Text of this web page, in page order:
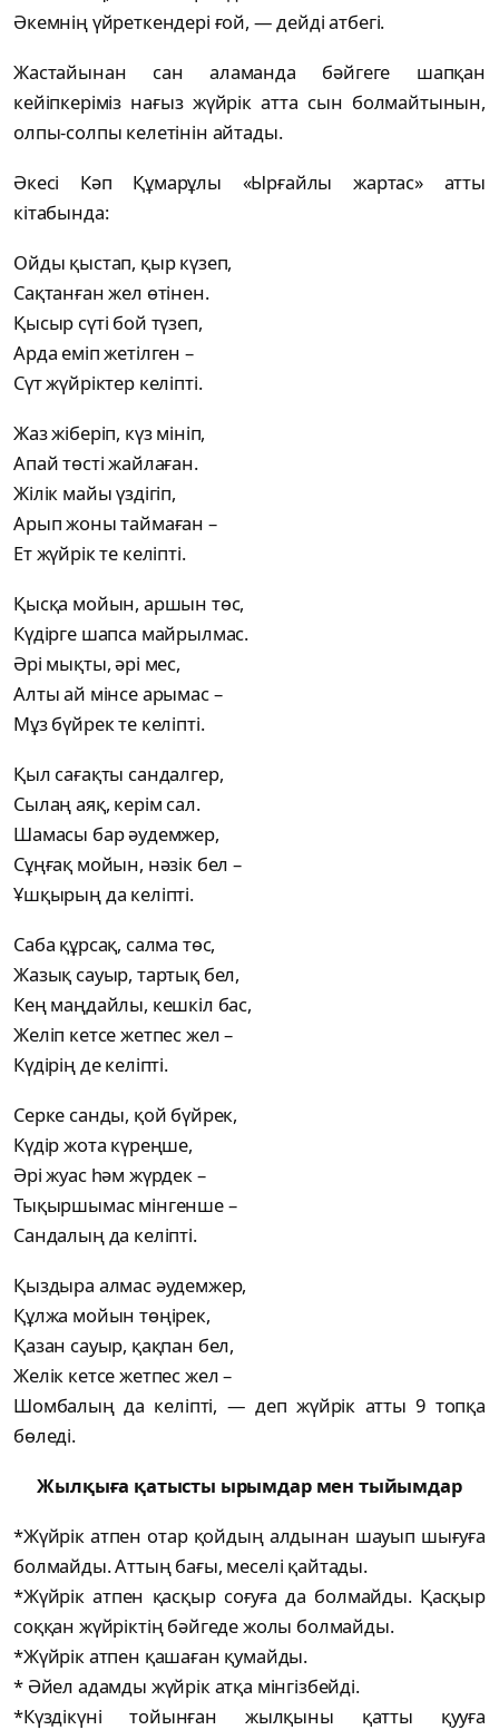
Әкемнің үйреткендері ғой, — дейді атбегі.
Жастайынан сан аламанда бәйгеге шапқан
кейіпкеріміз нағыз жүйрік атта сын болмайтынын,
олпы-солпы келетінін айтады.
Әкесі Кәп Құмарұлы «Ырғайлы жартас» атты
кітабында:
Ойды қыстап, қыр күзеп,
Сақтанған жел өтінен.
Қысыр сүті бой түзеп,
Арда еміп жетілген –
Сүт жүйріктер келіпті.
Жаз жіберіп, күз мініп,
Апай төсті жайлаған.
Жілік майы үздігіп,
Арып жоны таймаған –
Ет жүйрік те келіпті.
Қысқа мойын, аршын төс,
Күдірге шапса майрылмас.
Әрі мықты, әрі мес,
Алты ай мінсе арымас –
Мұз бүйрек те келіпті.
Қыл сағақты сандалгер,
Сылаң аяқ, керім сал.
Шамасы бар әудемжер,
Сұңғақ мойын, нәзік бел –
Ұшқырың да келіпті.
Саба құрсақ, салма төс,
Жазық сауыр, тартық бел,
Кең маңдайлы, кешкіл бас,
Желіп кетсе жетпес жел –
Күдірің де келіпті.
Серке санды, қой бүйрек,
Күдір жота күреңше,
Әрі жуас һәм жүрдек –
Тықыршымас мінгенше –
Сандалың да келіпті.
Қыздыра алмас әудемжер,
Құлжа мойын төңірек,
Қазан сауыр, қақпан бел,
Желік кетсе жетпес жел –
Шомбалың да келіпті, — деп жүйрік атты 9 топқа
бөледі.
Жылқыға қатысты ырымдар мен тыйымдар
*Жүйрік атпен отар қойдың алдынан шауып шығуға
болмайды. Аттың бағы, меселі қайтады.
*Жүйрік атпен қасқыр соғуға да болмайды. Қасқыр
соққан жүйріктің бәйгеде жолы болмайды.
*Жүйрік атпен қашаған қумайды.
* Әйел адамды жүйрік атқа мінгізбейді.
*Күздікүні тойынған жылқыны қатты қууға